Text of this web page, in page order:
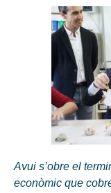
Avui s’obre el
econòmic que